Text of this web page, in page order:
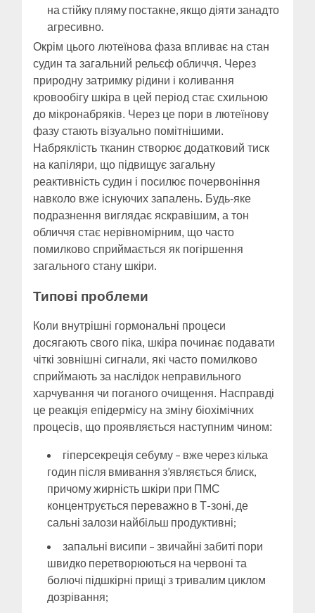
на стійку пляму постакне, якщо діяти занадто
агресивно.
Окрім цього лютеїнова фаза впливає на стан
судин та загальний рельєф обличчя. Через
природну затримку рідини і коливання
кровообігу шкіра в цей період стає схильною
до мікронабряків. Через це пори в лютеїнову
фазу стають візуально помітнішими.
Набряклість тканин створює додатковий тиск
на капіляри, що підвищує загальну
реактивність судин і посилює почервоніння
навколо вже існуючих запалень. Будь-яке
подразнення виглядає яскравішим, а тон
обличчя стає нерівномірним, що часто
помилково сприймається як погіршення
загального стану шкіри.
Типові проблеми
Коли внутрішні гормональні процеси
досягають свого піка, шкіра починає подавати
чіткі зовнішні сигнали, які часто помилково
сприймають за наслідок неправильного
харчування чи поганого очищення. Насправді
це реакція епідермісу на зміну біохімічних
процесів, що проявляється наступним чином:
гіперсекреція себуму – вже через кілька
годин після вмивання з’являється блиск,
причому жирність шкіри при ПМС
концентрується переважно в Т-зоні, де
сальні залози найбільш продуктивні;
запальні висипи – звичайні забиті пори
швидко перетворюються на червоні та
болючі підшкірні прищі з тривалим циклом
дозрівання;